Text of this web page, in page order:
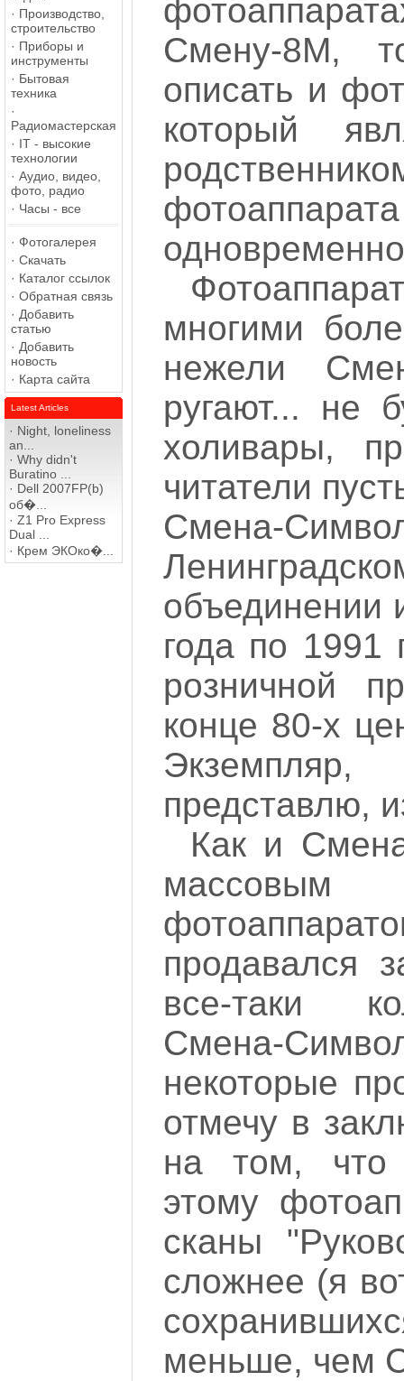
· Производство,
строительство
· Приборы и
инструменты
· Бытовая
техника
·
Радиомастерская
· IT - высокие
технологии
· Аудио, видео,
фото, радио
· Часы - все
· Фотогалерея
· Скачать
· Каталог ссылок
· Обратная связь
· Добавить
статью
· Добавить
новость
· Карта сайта
Latest Articles
· Night, loneliness
an...
· Why didn't
Buratino ...
· Dell 2007FP(b)
об�...
· Z1 Pro Express
Dual ...
· Крем ЭКОко�...
Смену-8М,
описать и
который
многими
нежели
ругают... не
холивары,
читатели
Смена-
объединении
года по 1991
розничной
конце 80-х
представлю,
Как и
продавался
все-таки
Смена-
некоторые
отмечу в
на том, что
этому
сканы
сложнее (я
меньше, чем